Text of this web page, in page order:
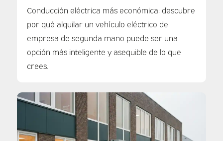
Conducción eléctrica más económica: descubre
por qué alquilar un vehículo eléctrico de
empresa de segunda mano puede ser una
opción más inteligente y asequible de lo que
crees.